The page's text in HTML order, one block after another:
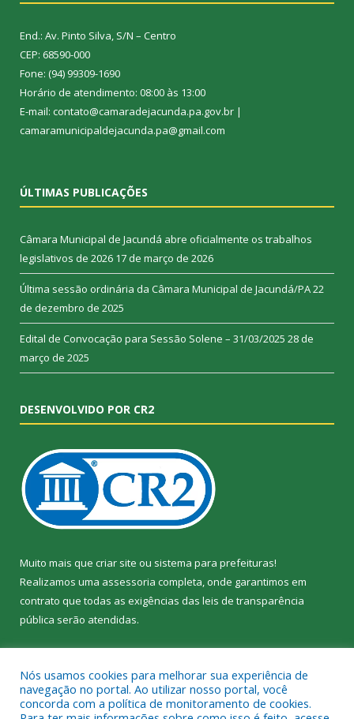
End.: Av. Pinto Silva, S/N – Centro
CEP: 68590-000
Fone: (94) 99309-1690
Horário de atendimento: 08:00 às 13:00
E-mail: contato@camaradejacunda.pa.gov.br |
camaramunicipaldejacunda.pa@gmail.com
ÚLTIMAS PUBLICAÇÕES
Câmara Municipal de Jacundá abre oficialmente os trabalhos
legislativos de 2026 17 de março de 2026
Última sessão ordinária da Câmara Municipal de Jacundá/PA22
de dezembro de 2025
Edital de Convocação para Sessão Solene – 31/03/2025 28 de
março de 2025
DESENVOLVIDO POR CR2
Muito mais que criar site ou sistema para prefeituras!
Realizamos uma assessoria completa, onde garantimos em
contrato que todas as exigências das leis de transparência
pública serão atendidas.
Nós usamos cookies para melhorar sua experiência de
navegação no portal. Ao utilizar nosso portal, você
concorda com a política de monitoramento de cookies.